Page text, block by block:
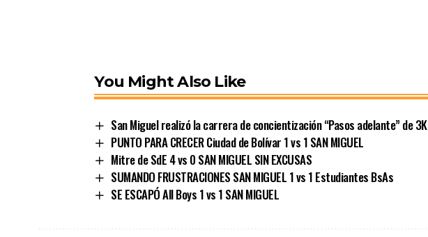
You Might Also Like
San Miguel realizó la carrera de concientización “Pasos adelante” de 3K
PUNTO PARA CRECER Ciudad de Bolívar 1 vs 1 SAN MIGUEL
Mitre de SdE 4 vs 0 SAN MIGUEL SIN EXCUSAS
SUMANDO FRUSTRACIONES SAN MIGUEL 1 vs 1 Estudiantes BsAs
SE ESCAPÓ All Boys 1 vs 1 SAN MIGUEL